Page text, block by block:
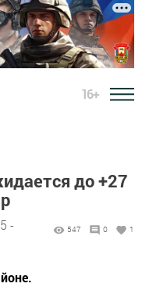
16+
до +27
-
547 0 1